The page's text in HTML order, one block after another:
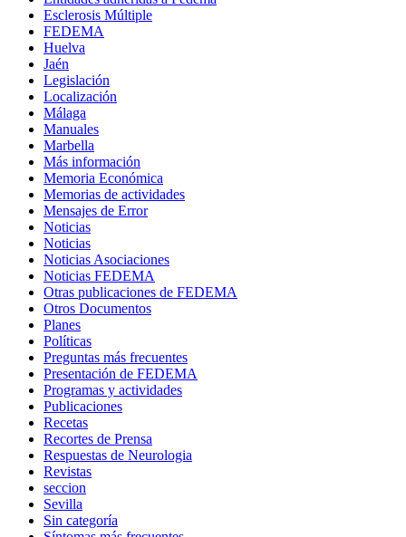
Esclerosis Múltiple
FEDEMA
Huelva
Jaén
Legislación
Localización
Málaga
Manuales
Marbella
Más información
Memoria Económica
Memorias de actividades
Mensajes de Error
Noticias
Noticias
Noticias Asociaciones
Noticias FEDEMA
Otras publicaciones de FEDEMA
Otros Documentos
Planes
Políticas
Preguntas más frecuentes
Presentación de FEDEMA
Programas y actividades
Publicaciones
Recetas
Recortes de Prensa
Respuestas de Neurologia
Revistas
seccion
Sevilla
Sin categoría